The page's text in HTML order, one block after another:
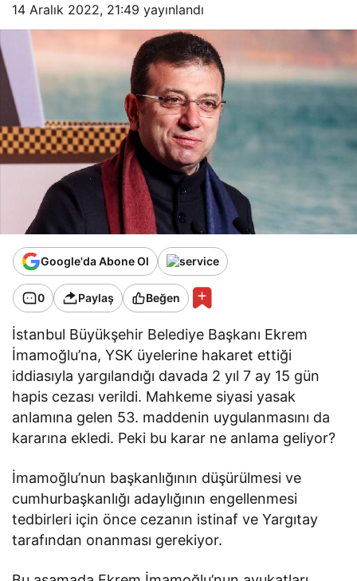
14 Aralık 2022, 21:49 yayınlandı
Google'da Abone Ol
0 Paylaş Beğen
İstanbul Büyükşehir Belediye Başkanı Ekrem
İmamoğlu’na, YSK üyelerine hakaret ettiği
iddiasıyla yargılandığı davada 2 yıl 7 ay 15 gün
hapis cezası verildi. Mahkeme siyasi yasak
anlamına gelen 53. maddenin uygulanmasını da
kararına ekledi. Peki bu karar ne anlama geliyor?
İmamoğlu’nun başkanlığının düşürülmesi ve
cumhurbaşkanlığı adaylığının engellenmesi
tedbirleri için önce cezanın istinaf ve Yargıtay
tarafından onanması gerekiyor.